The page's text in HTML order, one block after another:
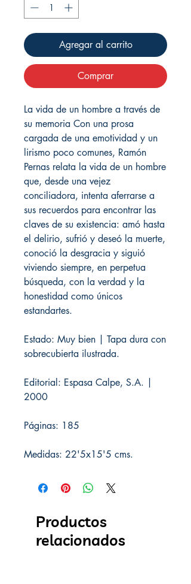
Agregar al carrito
Comprar
La vida de un hombre a través de
su memoria Con una prosa
cargada de una emotividad y un
lirismo poco comunes, Ramón
Pernas relata la vida de un hombre
que, desde una vejez
conciliadora, intenta aferrarse a
sus recuerdos para encontrar las
claves de su existencia: amó hasta
el delirio, sufrió y deseó la muerte,
conoció la desgracia y siguió
viviendo siempre, en perpetua
búsqueda, con la verdad y la
honestidad como únicos
estandartes.
Estado: Muy bien | Tapa dura con
sobrecubierta ilustrada.
Editorial: Espasa Calpe, S.A. |
2000
Páginas: 185
Medidas: 22'5x15'5 cms.
Productos
relacionados